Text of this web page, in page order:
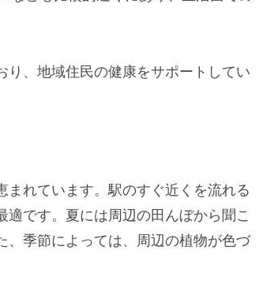
り、地域住民の健康をサポートしてい
れています。駅のすぐ近くを流れる
です。夏には周辺の田んぼから聞こ
、季節によっては、周辺の植物が色づ